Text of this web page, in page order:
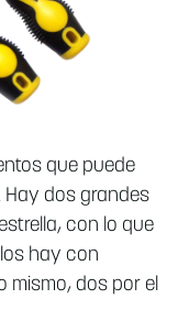
que puede
Hay dos grandes
con lo que
hay con
mismo, dos por el